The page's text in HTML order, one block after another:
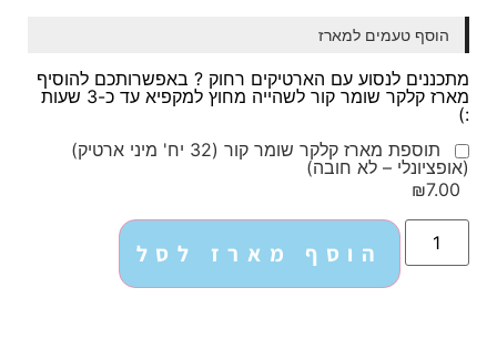
הוסף טעמים למארז
מתכננים לנסוע עם הארטיקים רחוק ? באפשרותכם להוסיף
מארז קלקר שומר קור לשהייה מחוץ למקפיא עד כ-3 שעות
:)
תוספת מארז קלקר שומר קור (32 יח' מיני ארטיק)
(אופציונלי – לא חובה)
₪7.00
הוסף מארז לסל